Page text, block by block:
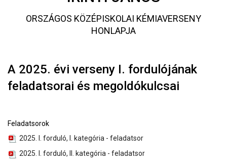
ORSZÁGOS KÖZÉPISKOLAI KÉMIAVERSENY
HONLAPJA
A 2025. évi verseny I. fordulójának
feladatsorai és megoldókulcsai
Feladatsorok
2025. I. forduló, I. kategória - feladatsor
2025. I. forduló, II. kategória - feladatsor